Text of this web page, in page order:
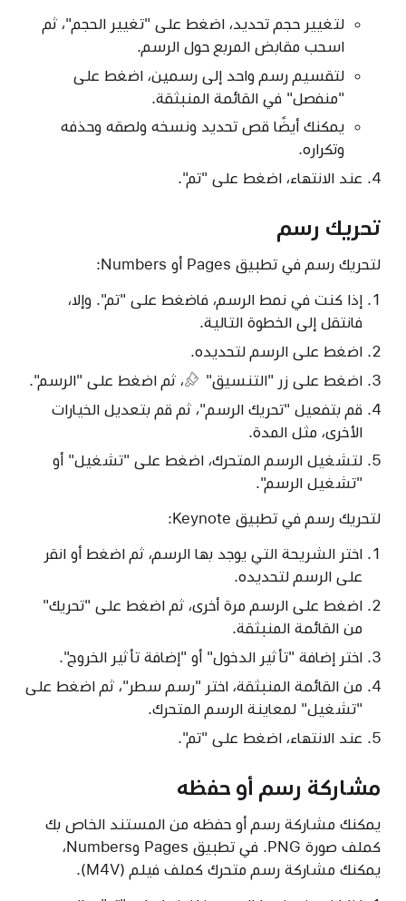
لتغيير حجم تحديد، اضغط على "تغيير الحجم"، ثم
اسحب مقابض المربع حول الرسم.
لتقسيم رسم واحد إلى رسمين، اضغط على
"منفصل" في القائمة المنبثقة.
يمكنك أيضًا قص تحديد ونسخه ولصقه وحذفه
وتكراره.
عند الانتهاء، اضغط على "تم".
تحريك رسم
لتحريك رسم في تطبيق Pages أو Numbers:
إذا كنت في نمط الرسم، فاضغط على "تم". وإلا،
فانتقل إلى الخطوة التالية.
اضغط على الرسم لتحديده.
اضغط على زر "التنسيق"
، ثم اضغط على "الرسم".
قم بتفعيل "تحريك الرسم"، ثم قم بتعديل الخيارات
الأخرى، مثل المدة.
لتشغيل الرسم المتحرك، اضغط على "تشغيل" أو
"تشغيل الرسم".
لتحريك رسم في تطبيق Keynote:
اختر الشريحة التي يوجد بها الرسم، ثم اضغط أو انقر
على الرسم لتحديده.
اضغط على الرسم مرة أخرى، ثم اضغط على "تحريك"
من القائمة المنبثقة.
اختر إضافة "تأثير الدخول" أو "إضافة تأثير الخروج".
من القائمة المنبثقة، اختر "رسم سطر"، ثم اضغط على
"تشغيل" لمعاينة الرسم المتحرك.
عند الانتهاء، اضغط على "تم".
مشاركة رسم أو حفظه
يمكنك مشاركة رسم أو حفظه من المستند الخاص بك
كملف صورة PNG. في تطبيق Pages وNumbers،
يمكنك مشاركة رسم متحرك كملف فيلم (M4V).